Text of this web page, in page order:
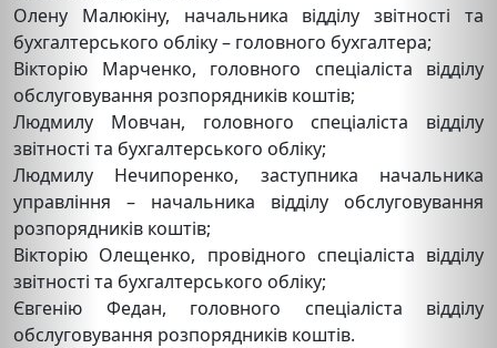
Олену Малюкіну, начальника відділу звітності та
бухгалтерського обліку – головного бухгалтера;
Вікторію Марченко, головного спеціаліста відділу
обслуговування розпорядників коштів;
Людмилу Мовчан, головного спеціаліста відділу
звітності та бухгалтерського обліку;
Людмилу Нечипоренко, заступника начальника
управління – начальника відділу обслуговування
розпорядників коштів;
Вікторію Олещенко, провідного спеціаліста відділу
звітності та бухгалтерського обліку;
Євгенію Федан, головного спеціаліста відділу
обслуговування розпорядників коштів.